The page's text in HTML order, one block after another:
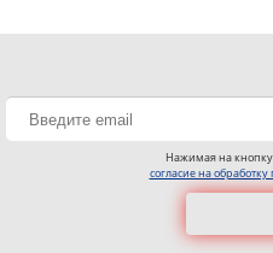
Нажимая на кнопку
согласие на